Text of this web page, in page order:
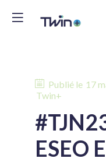
Publié le 17
Twin+
ESEO